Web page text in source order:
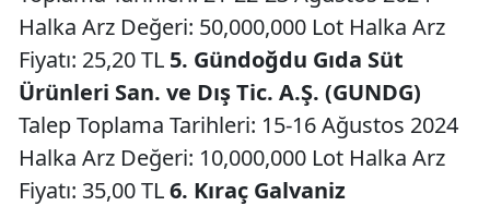
Halka Arz Değeri: 50,000,000 Lot Halka Arz
Fiyatı: 25,20 TL 5. Gündoğdu Gıda Süt
Ürünleri San. ve Dış Tic. A.Ş. (GUNDG)
Talep Toplama Tarihleri: 15-16 Ağustos 2024
Halka Arz Değeri: 10,000,000 Lot Halka Arz
Fiyatı: 35,00 TL6. Kıraç Galvaniz